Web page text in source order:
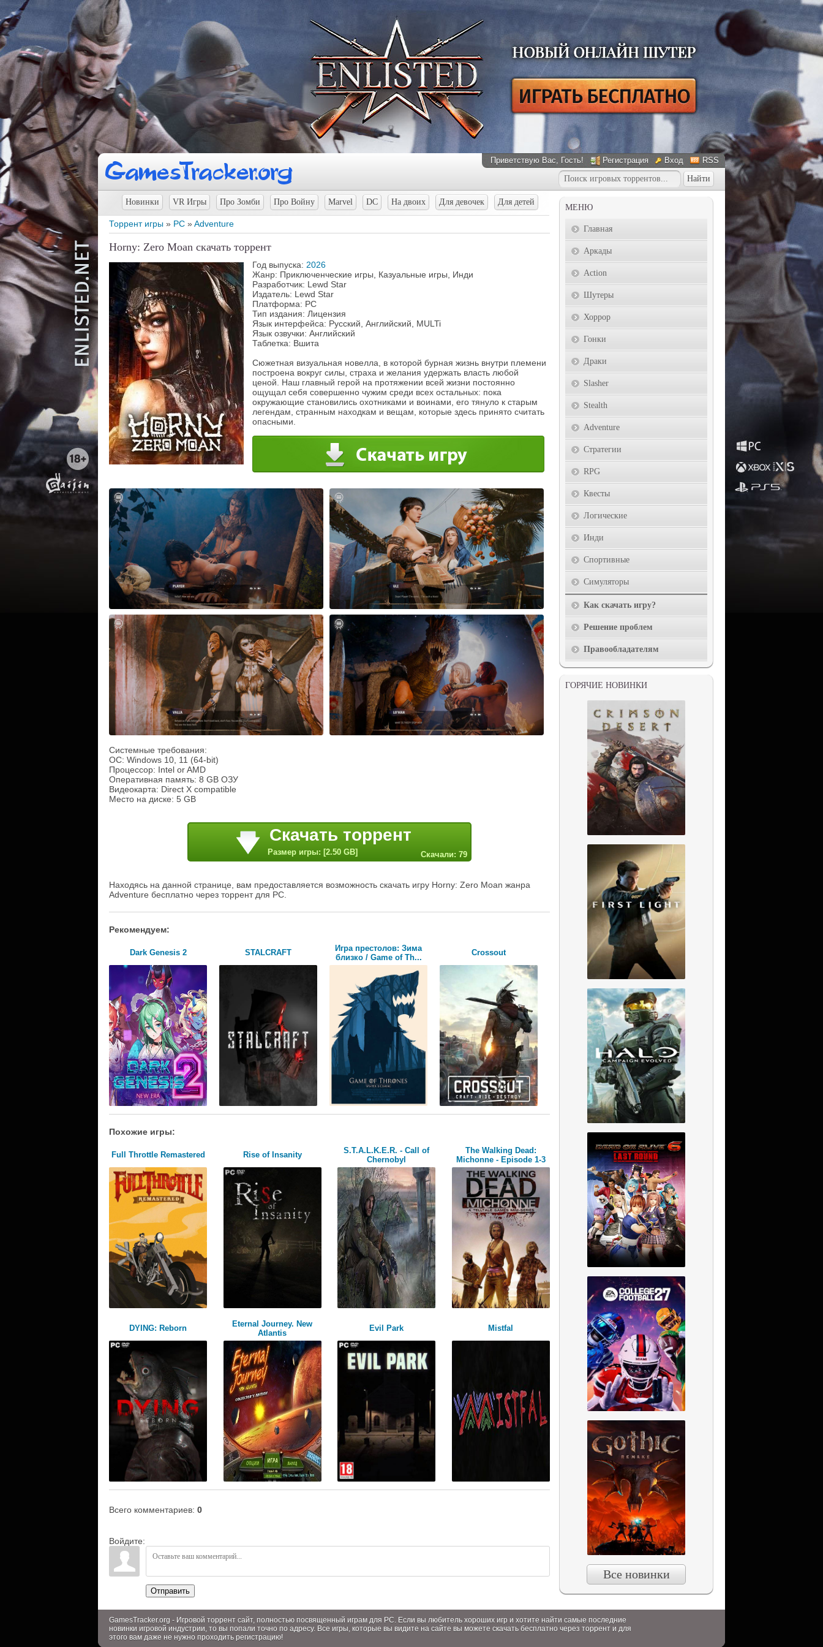
Приветствую Вас, Гость! Регистрация Вход RSS
Новинки VR Игры Про Зомби Про Войну Marvel DC На двоих Для девочек Для детей
Торрент игры » PC »Adventure
Horny: Zero Moan скачать торрент
Год выпуска: 2026
Жанр: Приключенческие игры, Казуальные игры, Инди
Разработчик: Lewd Star
Издатель: Lewd Star
Платформа: PC
Тип издания: Лицензия
Язык интерфейса: Русский, Английский, MULTi
Язык озвучки: Английский
Таблетка: Вшита
Сюжетная визуальная новелла, в которой бурная жизнь внутри племени
построена вокруг силы, страха и желания удержать власть любой
ценой. Наш главный герой на протяжении всей жизни постоянно
ощущал себя совершенно чужим среди всех остальных: пока
окружающие становились охотниками и воинами, его тянуло к старым
легендам, странным находкам и вещам, которые здесь принято считать
опасными.
Системные требования:
ОС: Windows 10, 11 (64-bit)
Процессор: Intel or AMD
Оперативная память: 8 GB ОЗУ
Видеокарта: Direct X compatible
Место на диске: 5 GB
Скачать торрент
Размер игры: [2.50 GB] Скачали: 79
Находясь на данной странице, вам предоставляется возможность скачать игру Horny: Zero Moan жанра
Adventure бесплатно через торрент для PC.
Рекомендуем:
Dark Genesis 2 STALCRAFT
Игра престолов: Зима
близко / Game of Th...
Crossout
Похожие игры:
Full Throttle Remastered Rise of Insanity
S.T.A.L.K.E.R. - Call of
Chernobyl
The Walking Dead:
Michonne - Episode 1-3
DYING: Reborn
Eternal Journey. New
Atlantis
Evil Park Mistfal
Всего комментариев: 0
Войдите:
Отправить
МЕНЮ
Главная
Аркады
Action
Шутеры
Хоррор
Гонки
Драки
Slasher
Stealth
Adventure
Стратегии
RPG
Квесты
Логические
Инди
Спортивные
Симуляторы
Как скачать игру?
Решение проблем
Правообладателям
ГОРЯЧИЕ НОВИНКИ
Все новинки
GamesTracker.org - Игровой торрент сайт, полностью посвященный играм для PC. Если вы любитель хороших игр и хотите найти самые последние
новинки игровой индустрии, то вы попали точно по адресу. Все игры, которые вы видите на сайте вы можете скачать бесплатно через торрент и для
этого вам даже не нужно проходить регистрацию!